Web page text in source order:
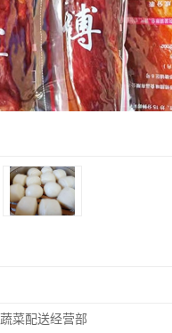
菜配送经营部